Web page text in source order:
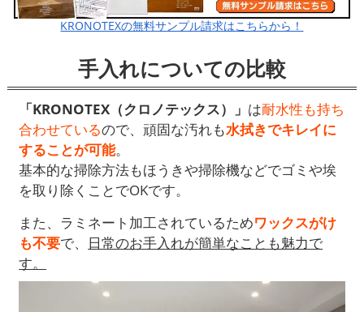
KRONOTEXの無料サンプル請求はこちらから！
手入れについての比較
「KRONOTEX（クロノテックス）」 は耐水性も持ち
合わせているので、頑固な汚れも水拭きでキレイに
することが可能。
基本的な掃除方法もほうきや掃除機などでゴミや埃
を取り除くことでOKです。
また、ラミネート加工されているためワックスがけ
も不要で、 日常のお手入れが簡単なことも魅力で
す。